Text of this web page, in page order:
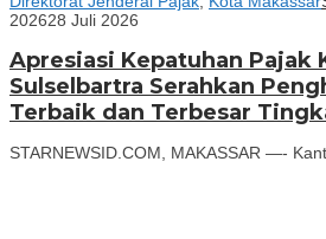
202628 Juli 2026
Apresiasi Kepatuhan Pajak
Sulselbartra Serahkan
Terbaik dan Terbesar
STARNEWSID.COM, MAKASSAR —-